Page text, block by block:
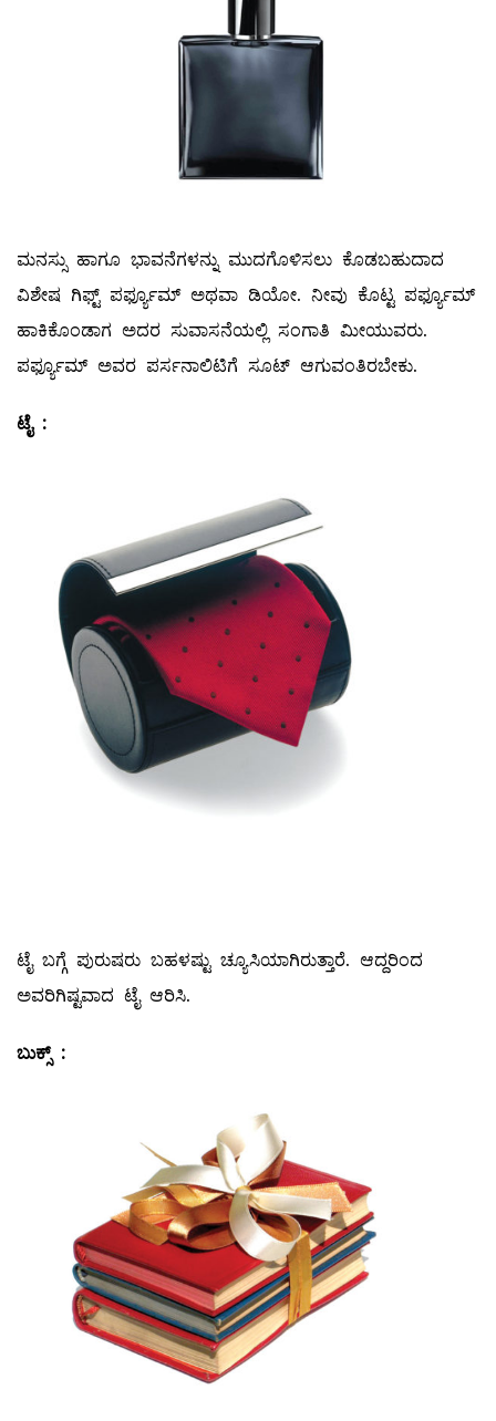
ಮನಸ್ಸು ಹಾಗೂ ಭಾವನೆಗಳನ್ನು ಮುದಗೊಳಿಸಲು ಕೊಡಬಹುದಾದ
ವಿಶೇಷ ಗಿಫ್ಟ್ ಪರ್ಫ್ಯೂಮ್ ಅಥವಾ ಡಿಯೋ. ನೀವು ಕೊಟ್ಟ ಪರ್ಫ್ಯೂಮ್
ಹಾಕಿಕೊಂಡಾಗ ಅದರ ಸುವಾಸನೆಯಲ್ಲಿ ಸಂಗಾತಿ ಮೀಯುವರು.
ಪರ್ಫ್ಯೂಮ್ ಅವರ ಪರ್ಸನಾಲಿಟಿಗೆ ಸೂಟ್‌ ಆಗುವಂತಿರಬೇಕು.
ಟೈ:
ಟೈ ಬಗ್ಗೆ ಪುರುಷರು ಬಹಳಷ್ಟು ಚ್ಯೂಸಿಯಾಗಿರುತ್ತಾರೆ. ಆದ್ದರಿಂದ
ಅವರಿಗಿಷ್ಟವಾದ ಟೈ ಆರಿಸಿ.
ಬುಕ್ಸ್: